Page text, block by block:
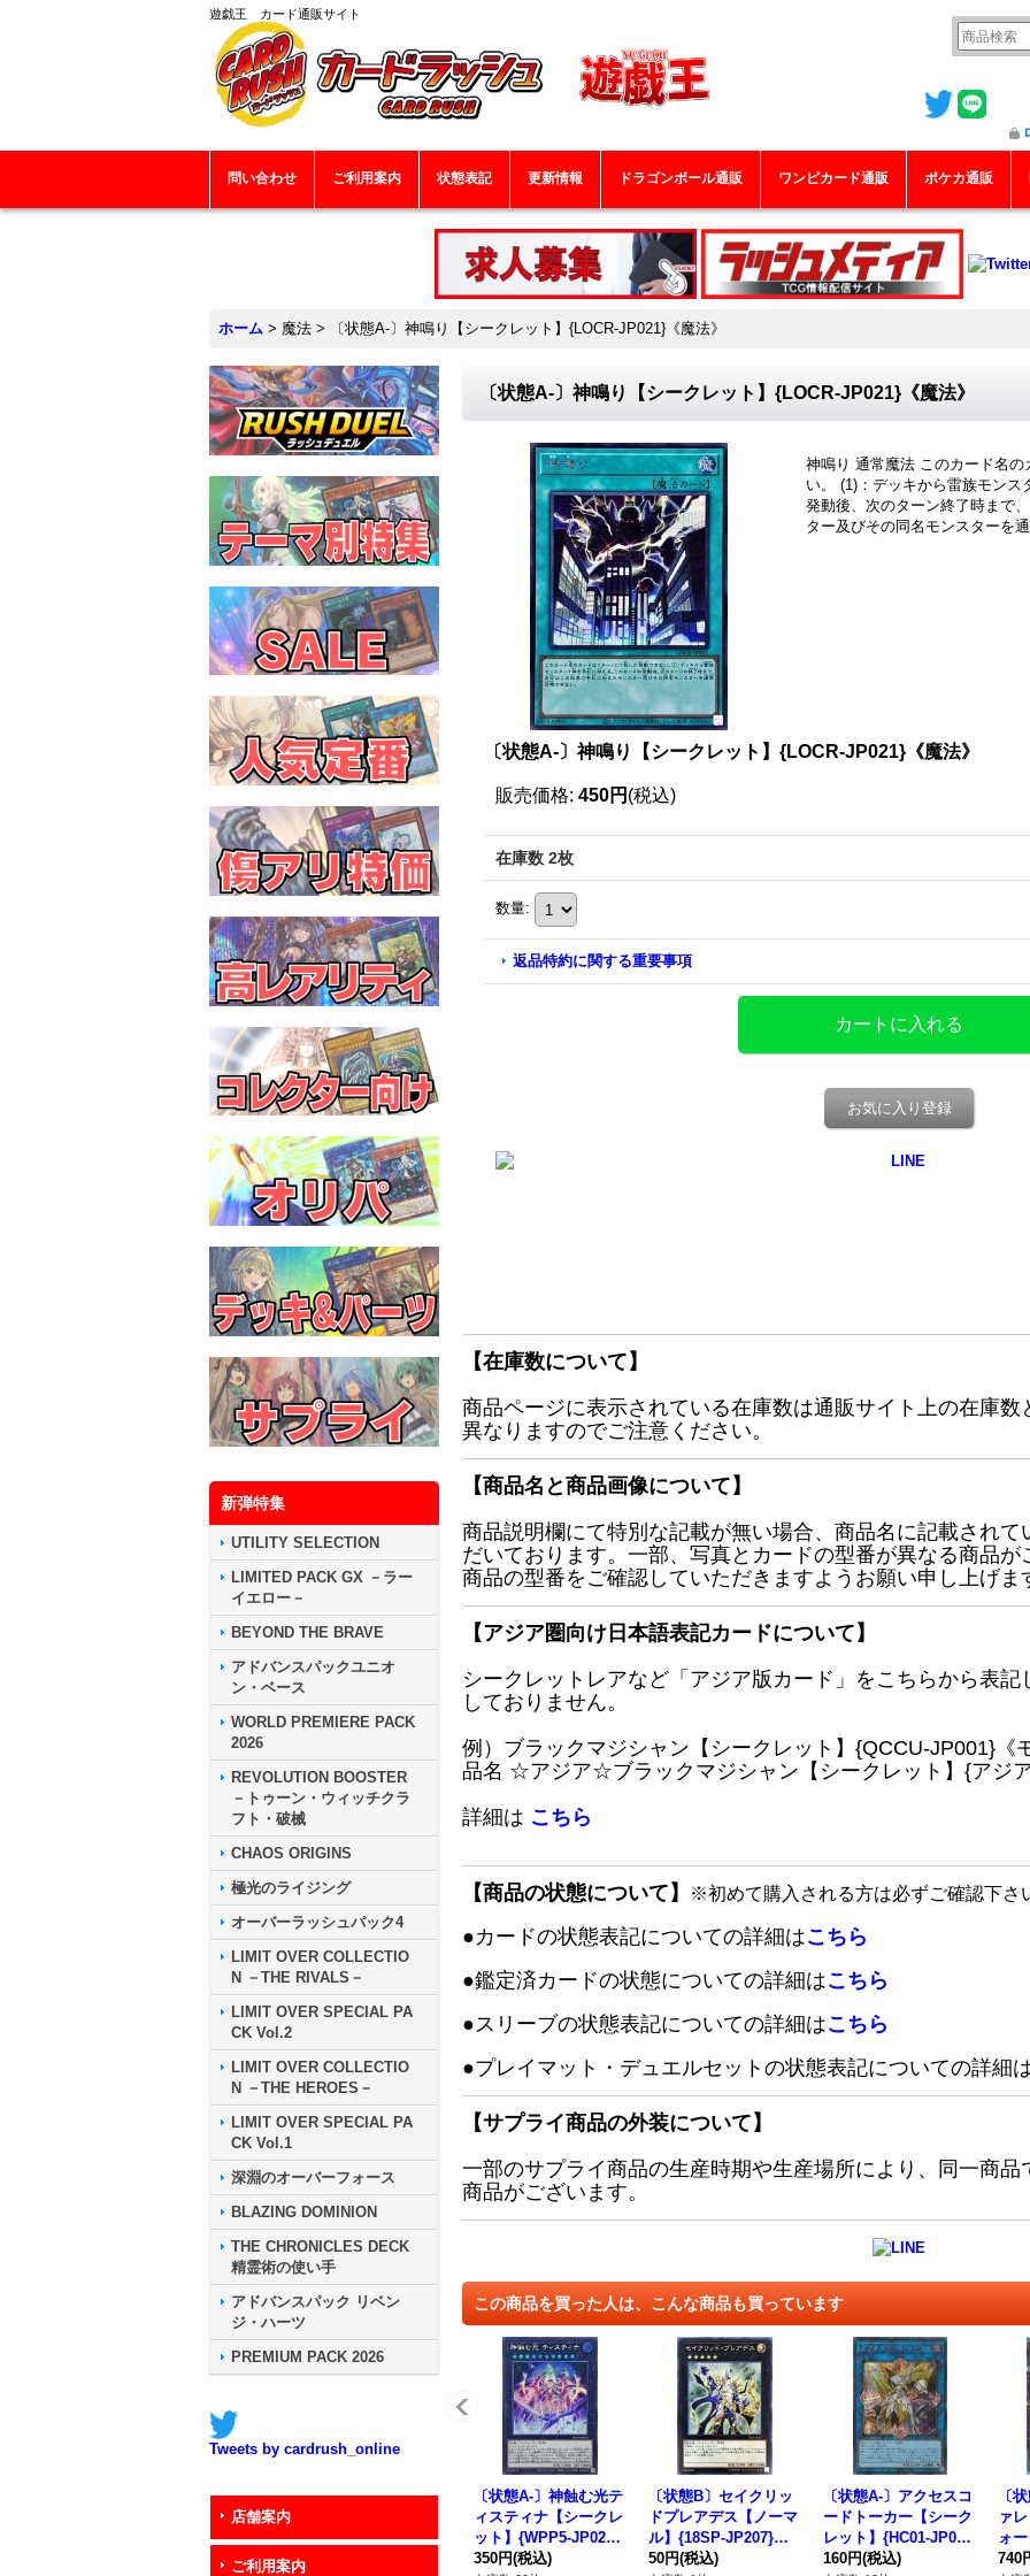
遊戯王 カード通販サイト
問い合わせ ご利用案内 状態表記 更新情報 ドラゴンボール通販 ワンピカード通販 ポケカ通販
ホーム > 魔法 > 〔状態A-〕神鳴り【シークレット】{LOCR-JP021}《魔法》
新弾特集
UTILITY SELECTION
LIMITED PACK GX －ラー
イエロー－
BEYOND THE BRAVE
アドバンスパックユニオ
ン・ベース
WORLD PREMIERE PACK
2026
REVOLUTION BOOSTER
－トゥーン・ウィッチクラ
フト・破械
CHAOS ORIGINS
極光のライジング
オーバーラッシュパック4
LIMIT OVER COLLECTIO
N －THE RIVALS－
LIMIT OVER SPECIAL PA
CK Vol.2
LIMIT OVER COLLECTIO
N －THE HEROES－
LIMIT OVER SPECIAL PA
CK Vol.1
深淵のオーバーフォース
BLAZING DOMINION
THE CHRONICLES DECK
精霊術の使い手
アドバンスパック リベン
ジ・ハーツ
PREMIUM PACK 2026
Tweets by cardrush_online
店舗案内
ご利用案内
〔状態A-〕神鳴り【シークレット】{LOCR-JP021}《魔法》
神鳴り 通常魔法 このカード名
い。 (1)：デッキから雷族モン
発動後、次のターン終了時まで
ター及びその同名モンスターを通
〔状態A-〕神鳴り【シークレット】{LOCR-JP021}《魔法》
販売価格: 450円 (税込)
在庫数 2枚
数量:
返品特約に関する重要事項
お気に入り登録
【在庫数について】
商品ページに表示されている在庫数は通販サイト上の在庫
異なりますのでご注意ください。
【商品名と商品画像について】
商品説明欄にて特別な記載が無い場合、商品名に記載され
だいております。一部、写真とカードの型番が異なる商品
商品の型番をご確認していただきますようお願い申し上げま
【アジア圏向け日本語表記カードについて】
シークレットレアなど「アジア版カード」をこちらから表記
しておりません。
例）ブラックマジシャン【シークレット】{QCCU-JP001}《
品名 ☆アジア☆ブラックマジシャン【シークレット】{アジ
詳細は こちら
【商品の状態について】 ※初めて購入される方は必ずご確認下さ
●カードの状態表記についての詳細はこちら
●鑑定済カードの状態についての詳細はこちら
●スリーブの状態表記についての詳細はこちら
●プレイマット・デュエルセットの状態表記についての詳細
【サプライ商品の外装について】
一部のサプライ商品の生産時期や生産場所により、同一商
商品がございます。
この商品を買った人は、こんな商品も買っています
〔状態A-〕神蝕む光テ
ィスティナ【シークレ
ット】{WPP5-JP021}
《エクシーズ》
350円(税込)
〔状態B〕セイクリッ
ドプレアデス【ノーマ
ル】{18SP-JP207}
《エクシーズ》
50円(税込)
〔状態A-〕アクセスコ
ードトーカー【シーク
レット】{HC01-JP04
7}《リンク》
160円(税込)
〔
ァ
ォ
シー
740